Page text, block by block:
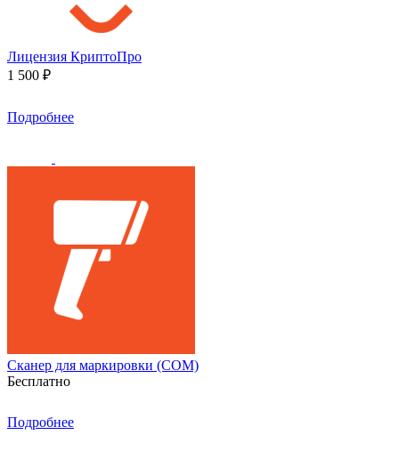
Лицензия КриптоПро
1 500 ₽
Подробнее
Сканер для маркировки (COM)
Бесплатно
Подробнее